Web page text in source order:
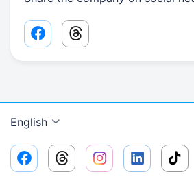
Facebook share link
Threads share link
English